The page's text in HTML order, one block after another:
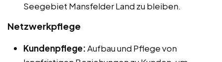
Seegebiet Mansfelder Land zu bleiben.
Netzwerkpflege
Kundenpflege:Aufbau und Pflege von